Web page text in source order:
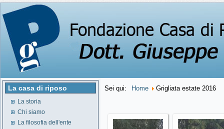
La casa di riposo
La storia
Chi siamo
La filosofia dell'ente
Sei qui: Home Grigliata estate 2016